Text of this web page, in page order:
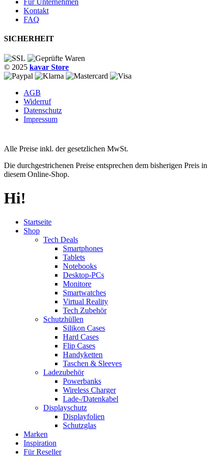
Für Unternehmen
Kontakt
FAQ
SICHERHEIT
© 2025 kavar Store
AGB
Widerruf
Datenschutz
Impressum
Alle Preise inkl. der gesetzlichen MwSt.
Die durchgestrichenen Preise entsprechen dem bisherigen Preis in
diesem Online-Shop.
Hi!
Startseite
Shop
Tech Deals
Smartphones
Tablets
Notebooks
Desktop-PCs
Monitore
Smartwatches
Virtual Reality
Tech Zubehör
Schutzhüllen
Silikon Cases
Hard Cases
Flip Cases
Handyketten
Taschen & Sleeves
Ladezubehör
Powerbanks
Wireless Charger
Lade-/Datenkabel
Displayschutz
Displayfolien
Schutzglas
Marken
Inspiration
Für Reseller